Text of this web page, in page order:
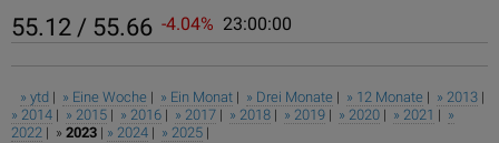
55.12 / 55.66 -4.04% 23:00:00
» ytd | » Eine Woche | » Ein Monat | » Drei Monate | » 12 Monate | » 2013 |
» 2014 | » 2015 | » 2016 | » 2017 | » 2018 | » 2019 | » 2020 | » 2021 | »
2022 | » 2023 | » 2024 | » 2025 |